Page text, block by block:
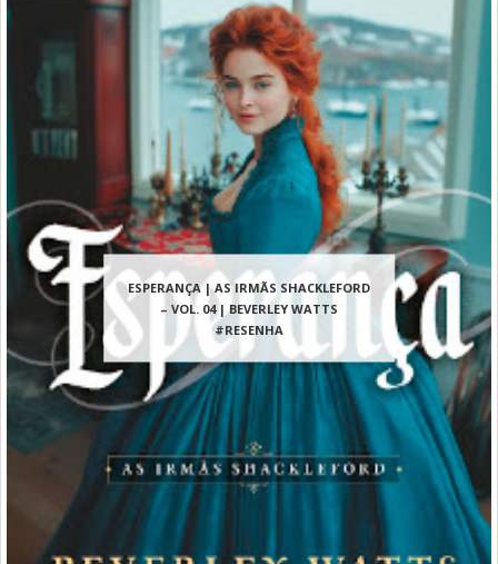
ESPERANÇA | AS IRMÃS SHACKLEFORD
– VOL. 04 | BEVERLEY WATTS
#RESENHA